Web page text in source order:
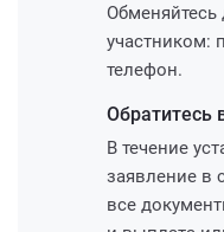
участником:
телефон.
Обратитесь
В течение
заявление в
все